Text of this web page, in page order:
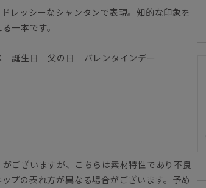
レッシーなシャンタンで表現。知的な印象を
一本です。
誕生日 父の日 バレンタインデー
ございますが、こちらは素材特性であり不良
プの表れ方が異なる場合がございます。予め